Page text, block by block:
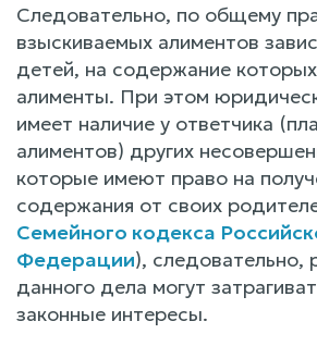
Следовательно, по общему
взыскиваемых алиментов
детей, на содержание
алименты. При этом
имеет наличие у ответчика
алиментов) других
которые имеют право на
содержания от своих
Семейного кодекса
Федерации), следовательно,
данного дела могут
законные интересы.